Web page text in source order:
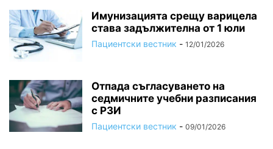
Имунизацията срещу варицела
става задължителна от 1 юли
Пациентски вестник - 12/01/2026
Отпада съгласуването на
седмичните учебни разписания
с РЗИ
Пациентски вестник - 09/01/2026